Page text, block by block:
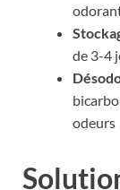
de 3-4
odeurs